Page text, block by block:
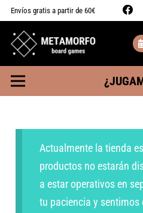
Envíos gratis a partir de 60€
Actualmente la tienda
productos no estarán
a estar operativos en
tu paciencia y sentimos